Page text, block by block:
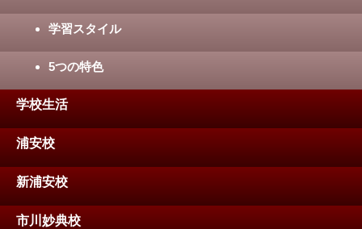
学習スタイル
5つの特色
学校生活
浦安校
新浦安校
市川妙典校